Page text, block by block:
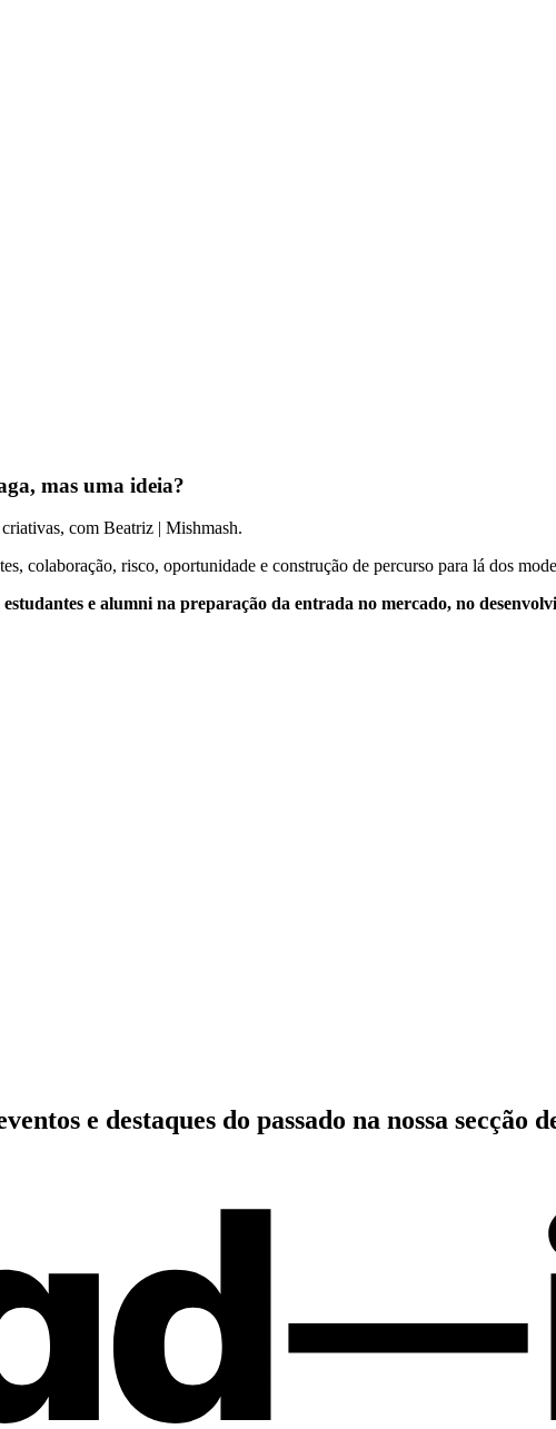
mas uma ideia?
com Beatriz | Mishmash.
colaboração, risco, oportunidade e construção de percurso para lá dos
e alumni na preparação da entrada no mercado, no
e destaques do passado na nossa secção